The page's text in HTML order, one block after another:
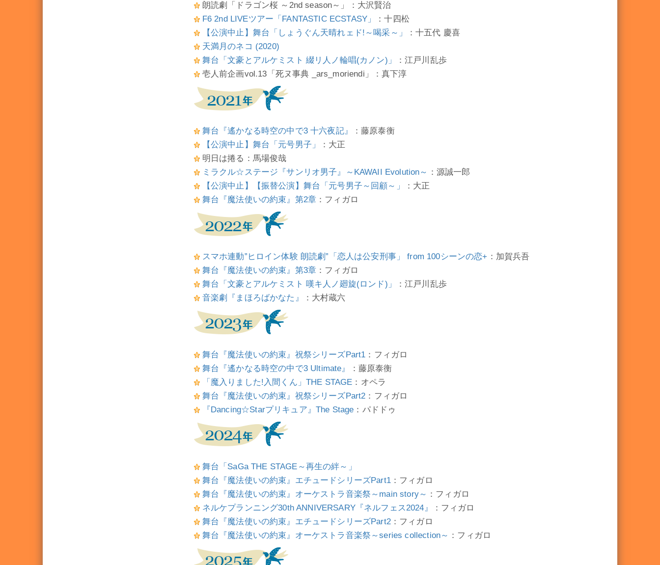
朗読劇「ドラゴン桜 ～2nd season～」：大沢賢治
F6 2nd LIVEツアー「FANTASTIC ECSTASY」
：十四松
【公演中止】舞台「しょうぐん天晴れェド!～喝采～」
：十五代 慶喜
天満月のネコ (2020)
舞台「文豪とアルケミスト 綴リ人ノ輪唱(カノン)」
：江戸川乱歩
壱人前企画vol.13「死ヌ事典 _ars_moriendi」：真下淳
舞台『遙かなる時空の中で3 十六夜記』
：藤原泰衡
【公演中止】舞台「元号男子」
：大正
明日は捲る：馬場俊哉
ミラクル☆ステージ『サンリオ男子』～KAWAII Evolution～ ：源誠一郎
【公演中止】【振替公演】舞台「元号男子～回顧～」
：大正
舞台『魔法使いの約束』第2章 ：フィガロ
スマホ連動”ヒロイン体験 朗読劇”「恋人は公安刑事」 from 100シーンの恋+ ：加賀兵吾
舞台『魔法使いの約束』第3章 ：フィガロ
舞台「文豪とアルケミスト 嘆キ人ノ廻旋(ロンド)」
：江戸川乱歩
音楽劇『まほろばかなた』
：大村蔵六
舞台『魔法使いの約束』祝祭シリーズPart1 ：フィガロ
舞台『遙かなる時空の中で3 Ultimate』
：藤原泰衡
「魔入りました!入間くん」THE STAGE ：オペラ
舞台『魔法使いの約束』祝祭シリーズPart2 ：フィガロ
『Dancing☆Starプリキュア』The Stage ：パドドゥ
舞台「SaGa THE STAGE～再生の絆～」
舞台『魔法使いの約束』エチュードシリーズPart1：フィガロ
舞台『魔法使いの約束』オーケストラ音楽祭～main story～ ：フィガロ
ネルケプランニング30th ANNIVERSARY『ネルフェス2024』
：フィガロ
舞台『魔法使いの約束』エチュードシリーズPart2：フィガロ
舞台『魔法使いの約束』オーケストラ音楽祭～series collection～ ：フィガロ